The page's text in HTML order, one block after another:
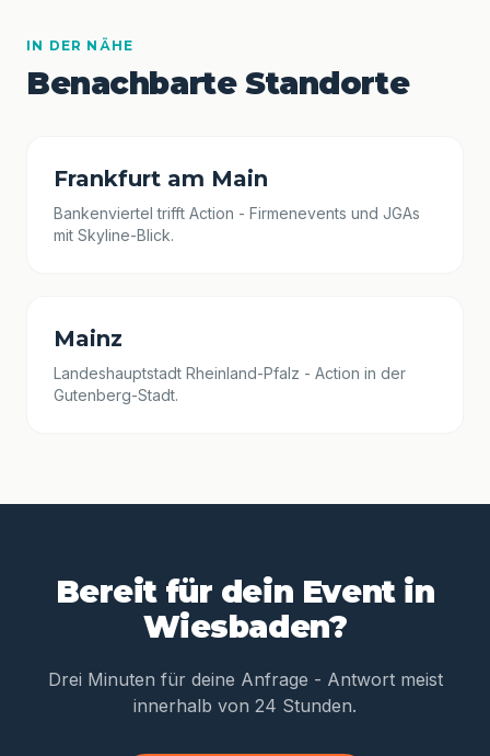
IN DER NÄHE
Benachbarte Standorte
Frankfurt am Main
Bankenviertel trifft Action - Firmenevents und JGAs
mit Skyline-Blick.
Mainz
Landeshauptstadt Rheinland-Pfalz - Action in der
Gutenberg-Stadt.
Bereit für dein Event in
Wiesbaden?
Drei Minuten für deine Anfrage - Antwort meist
innerhalb von 24 Stunden.